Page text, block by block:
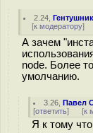
2.24 ,Гентушник
[к модератору]
А зачем
node. Более
умолчанию.
3.26 ,Павел
[ответить] [к
Я к тому